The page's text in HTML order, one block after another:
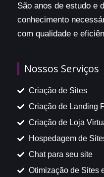
São anos de estudo e
conhecimento
com qualidade e
Nossos Serviços
Criação de Sites
Criação de Landing
Criação de Loja
Hospedagem de
Chat para seu site
Otimização de Sites